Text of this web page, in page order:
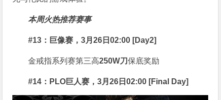
本周火热推荐赛事
#13：巨像赛，3月26日02:00 [Day2]
金戒指系列赛第三高250W刀保底奖励
#14：PLO巨人赛，3月26日02:00 [Final Day]